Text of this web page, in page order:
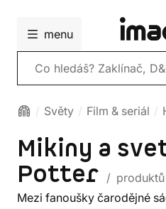
menu
Vyhledávání
Světy Film & seriál
Mikiny a
Potter / produktů
Mezi fanoušky čarodějné